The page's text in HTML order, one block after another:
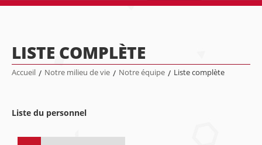
LISTE COMPLÈTE
Accueil / Notre milieu de vie / Notre équipe / Liste complète
Liste du personnel